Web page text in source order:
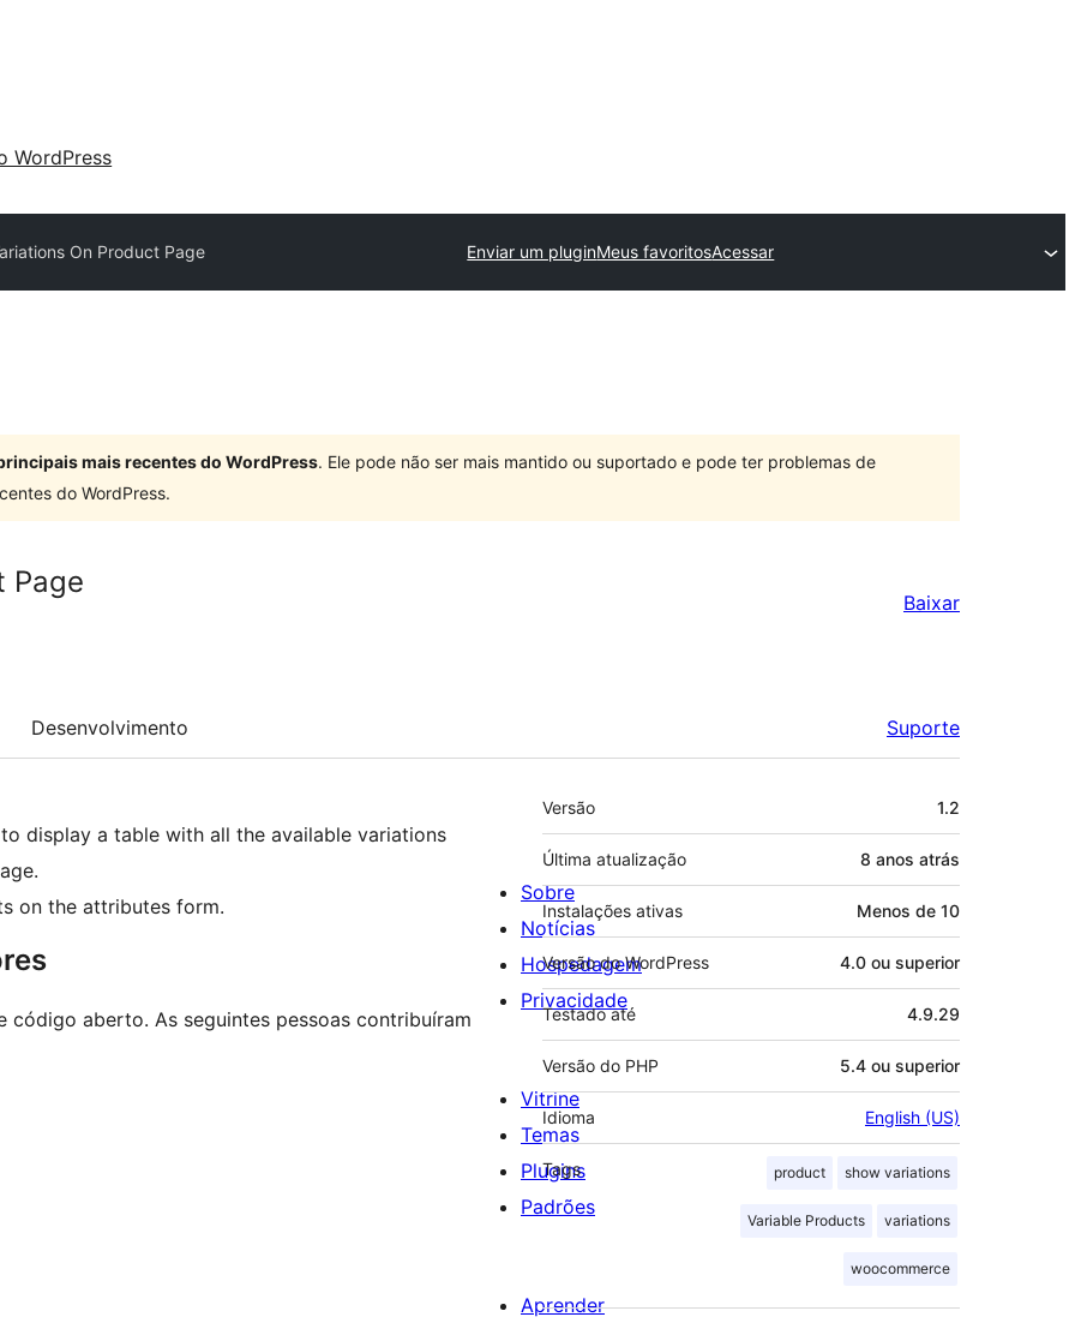
WordPress
On Product Page Enviar um pluginMeus favoritosAcessar
mais recentes do WordPress. Ele pode não ser mais mantido ou suportado e pode ter problemas de
do WordPress.
Page
Baixar
Desenvolvimento Suporte
display a table with all the available variations
on the attributes form.
código aberto. As seguintes pessoas contribuíram
Meta
Versão 1.2
Última atualização 8 anos atrás
Instalações ativas Menos de 10
Versão do WordPress 4.0 ou superior
Testado até 4.9.29
Versão do PHP 5.4 ou superior
Idioma English (US)
Tags product show variations
Variable Products variations
woocommerce
Sobre
Notícias
Hospedagem
Privacidade
Vitrine
Temas
Plugins
Padrões
Aprender